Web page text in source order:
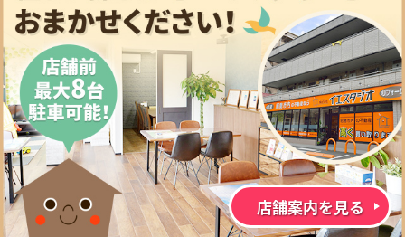
店舗案内を見る